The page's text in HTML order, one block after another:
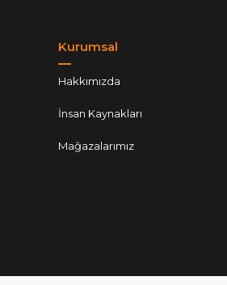
Kurumsal
Hakkımızda
İnsan Kaynakları
Mağazalarımız